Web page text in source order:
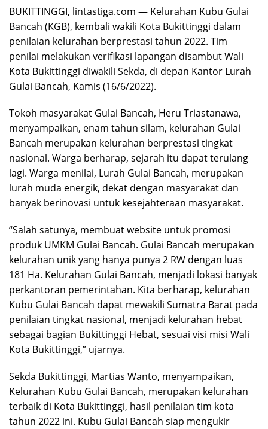
BUKITTINGGI, lintastiga.com — Kelurahan Kubu Gulai
Bancah (KGB), kembali wakili Kota Bukittinggi dalam
penilaian kelurahan berprestasi tahun 2022. Tim
penilai melakukan verifikasi lapangan disambut Wali
Kota Bukittinggi diwakili Sekda, di depan Kantor Lurah
Gulai Bancah, Kamis (16/6/2022).
Tokoh masyarakat Gulai Bancah, Heru Triastanawa,
menyampaikan, enam tahun silam, kelurahan Gulai
Bancah merupakan kelurahan berprestasi tingkat
nasional. Warga berharap, sejarah itu dapat terulang
lagi. Warga menilai, Lurah Gulai Bancah, merupakan
lurah muda energik, dekat dengan masyarakat dan
banyak berinovasi untuk kesejahteraan masyarakat.
“Salah satunya, membuat website untuk promosi
produk UMKM Gulai Bancah. Gulai Bancah merupakan
kelurahan unik yang hanya punya 2 RW dengan luas
181 Ha. Kelurahan Gulai Bancah, menjadi lokasi banyak
perkantoran pemerintahan. Kita berharap, kelurahan
Kubu Gulai Bancah dapat mewakili Sumatra Barat pada
penilaian tingkat nasional, menjadi kelurahan hebat
sebagai bagian Bukittinggi Hebat, sesuai visi misi Wali
Kota Bukittinggi,” ujarnya.
Sekda Bukittinggi, Martias Wanto, menyampaikan,
Kelurahan Kubu Gulai Bancah, merupakan kelurahan
terbaik di Kota Bukittinggi, hasil penilaian tim kota
tahun 2022 ini. Kubu Gulai Bancah siap mengukir